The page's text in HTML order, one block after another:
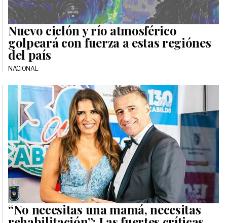
Nuevo ciclón y río atmosférico
golpeará con fuerza a estas regiónes
del país
NACIONAL
“No necesitas una mamá, necesitas